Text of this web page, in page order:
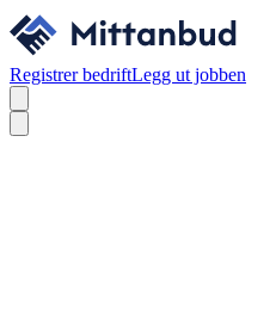
Registrer bedriftLegg ut jobben